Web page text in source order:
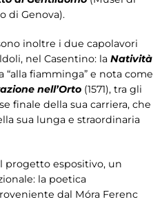
di Genova).
inoltre i due capolavori
nel Casentino: la Natività
“alla fiamminga” e nota come
nell’Orto (1571), tra gli
finale della sua carriera, che
sua lunga e straordinaria
espositivo, un
la poetica
proveniente dal Móra Ferenc